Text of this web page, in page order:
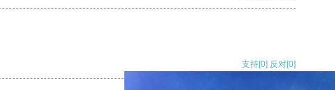
支持[0] 反对[0]